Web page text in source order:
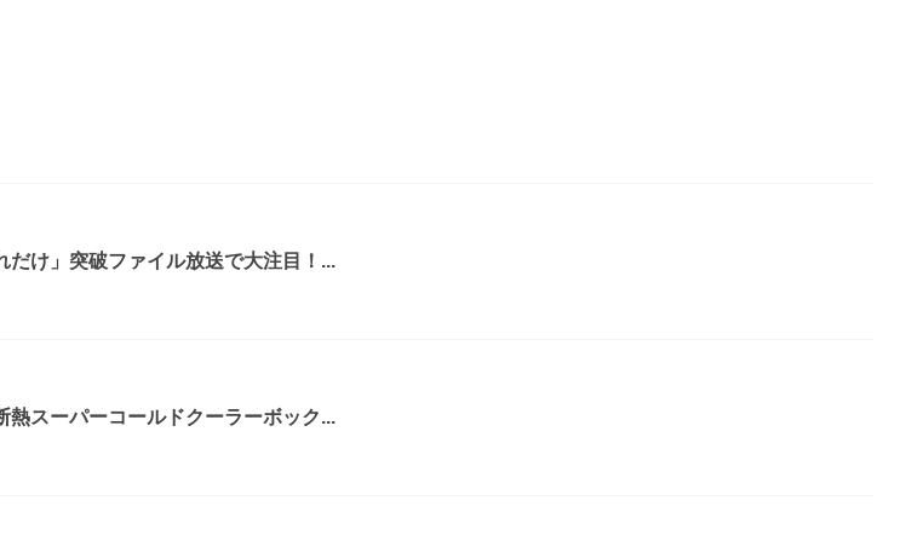
け」突破ファイル放送で大注目！...
熱スーパーコールドクーラーボック...